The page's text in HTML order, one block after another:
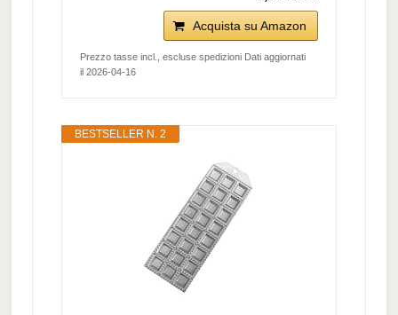
Acquista su Amazon
Prezzo tasse incl., escluse spedizioni Dati aggiornati
il 2026-04-16
BESTSELLER N. 2